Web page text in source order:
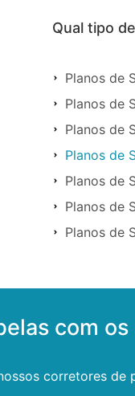
Qual tipo
Planos de
Planos de
Planos de
Planos de
Planos de
Planos de
Planos de
com
corretores de